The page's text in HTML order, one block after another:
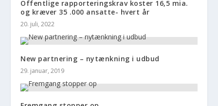
Offentlige rapporteringskrav koster 16,5 mia.
og kræver 35 .000 ansatte- hvert år
20. juli, 2022
New partnering – nytænkning i udbud
29. januar, 2019